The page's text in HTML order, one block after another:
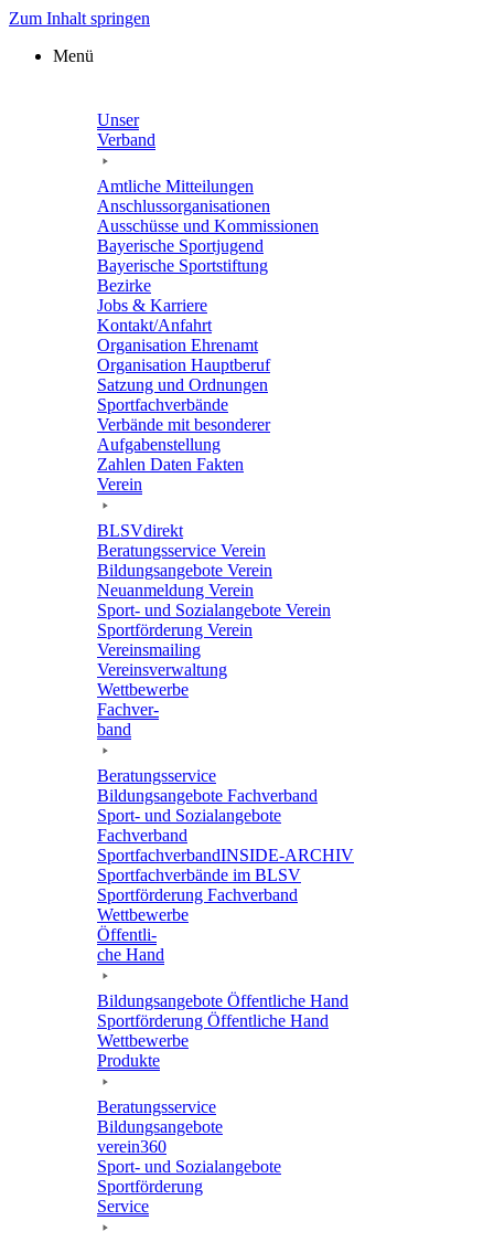
Zum Inhalt springen
Menü
Unser
Verband
Amtli­che Mitteilungen
Anschluss­or­ga­ni­sa­tio­nen
Ausschüsse und Kommissionen
Baye­ri­sche Sportjugend
Baye­ri­sche Sportstiftung
Bezirke
Jobs & Karriere
Kontakt/​​Anfahrt
Orga­ni­sa­tion Ehrenamt
Orga­ni­sa­tion Hauptberuf
Satzung und Ordnungen
Sport­fach­ver­bände
Verbände mit beson­de­rer
Aufgabenstellung
Zahlen Daten Fakten
Verein
BLSVdi­rekt
Bera­tungs­ser­vice Verein
Bildungs­an­ge­bote Verein
Neuan­mel­dung Verein
Sport- und Sozi­al­an­ge­bote Verein
Sport­för­de­rung Verein
Vereins­mai­ling
Vereins­ver­wal­tung
Wett­be­werbe
Fach­ver­
band
Bera­tungs­ser­vice
Bildungs­an­ge­bote Fachverband
Sport- und Sozi­al­an­ge­bote
Fachverband
Sport­fach­ver­ban­d­IN­SIDE-ARCHIV
Sport­fach­ver­bände im BLSV
Sport­för­de­rung Fachverband
Wett­be­werbe
Öffent­li­
che Hand
Bildungs­an­ge­bote Öffent­li­che Hand
Sport­för­de­rung Öffent­li­che Hand
Wett­be­werbe
Produkte
Bera­tungs­ser­vice
Bildungs­an­ge­bote
verein360
Sport- und Sozialangebote
Sport­för­de­rung
Service